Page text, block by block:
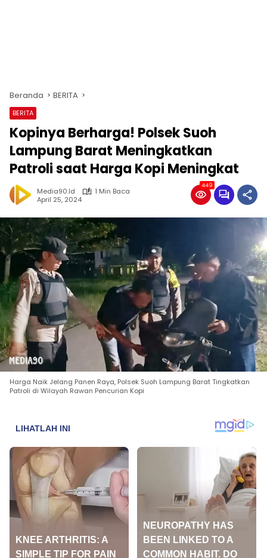
Beranda BERITA
BERITA
Kopinya Berharga! Polsek Suoh
Lampung Barat Meningkatkan
Patroli saat Harga Kopi Meningkat
Media90.id
1 Min Baca
April 25, 2024
449
Harga Naik Jelang Panen Raya, Polsek Suoh Lampung Barat Tingkatkan
Patroli di Wilayah Rawan Pencurian Kopi